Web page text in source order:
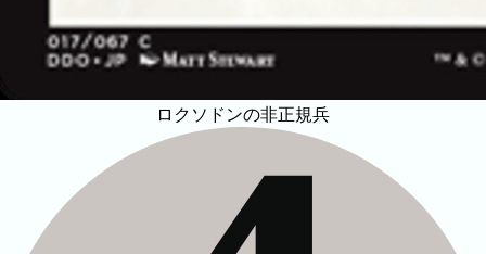
ロクソドンの非正規兵